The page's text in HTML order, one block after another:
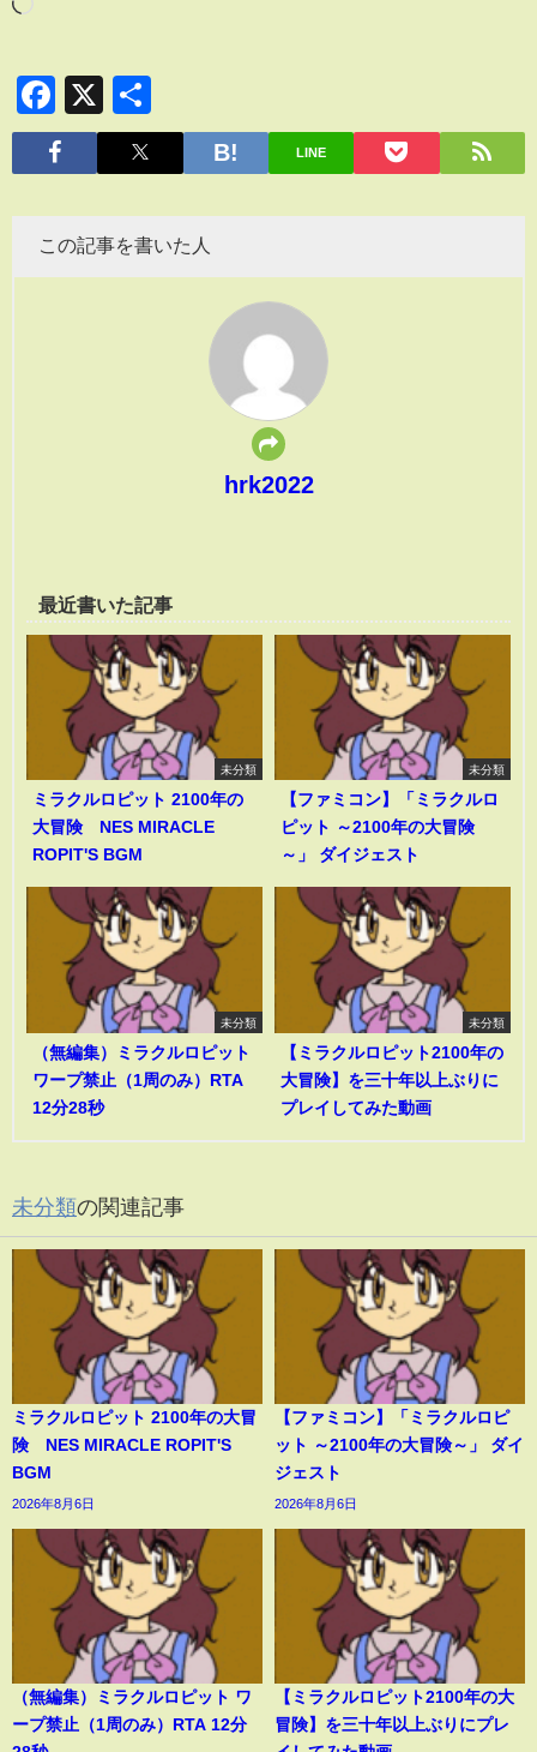
Facebook
X
有
LINE
この記事を書いた人
hrk2022
最近書いた記事
未分類
ミラクルロピット 2100年の
大冒険 NES MIRACLE
ROPIT'S BGM
未分類
【ファミコン】「ミラクルロ
ピット ～2100年の大冒険
～」 ダイジェスト
未分類
（無編集）ミラクルロピット
ワープ禁止（1周のみ）RTA
12分28秒
未分類
【ミラクルロピット2100年の
大冒険】を三十年以上ぶりに
プレイしてみた動画
未分類の関連記事
ミラクルロピット 2100年の大冒
険 NES MIRACLE ROPIT'S
BGM
2026年8月6日
【ファミコン】「ミラクルロピ
ット ～2100年の大冒険～」 ダイ
ジェスト
2026年8月6日
（無編集）ミラクルロピット ワ
ープ禁止（1周のみ）RTA 12分
【ミラクルロピット2100年の大
冒険】を三十年以上ぶりにプレ